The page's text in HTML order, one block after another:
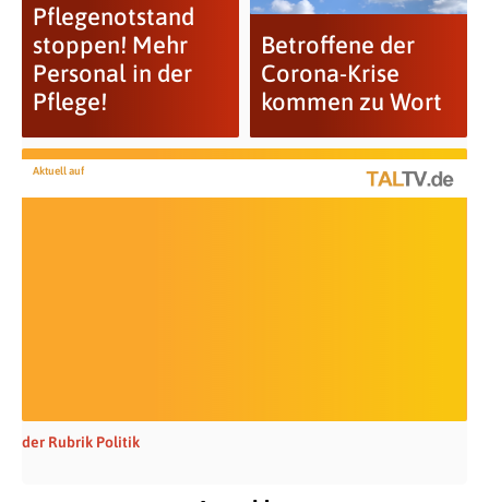
Pflegenotstand
stoppen! Mehr
Personal in der
Pflege!
Betroffene der
Corona-Krise
kommen zu Wort
Aktuell auf
der Rubrik Politik